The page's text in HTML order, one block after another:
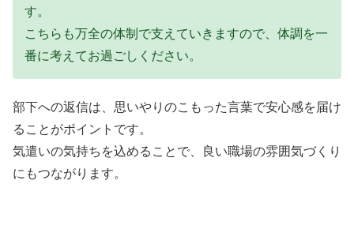
す。
こちらも万全の体制で支えていきますので、体調を一
番に考えてお過ごしください。
部下への返信は、思いやりのこもった言葉で安心感を届け
ることがポイントです。
気遣いの気持ちを込めることで、良い職場の雰囲気づくり
にもつながります。